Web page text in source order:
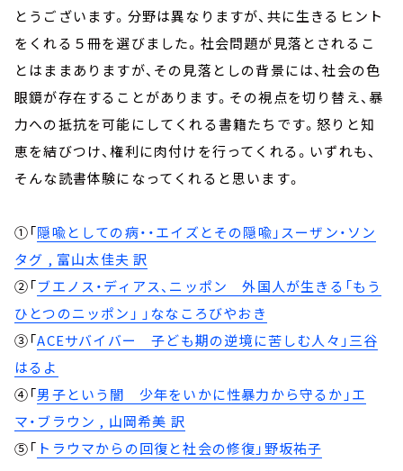
とうございます。分野は異なりますが、共に生きるヒント
をくれる５冊を選びました。社会問題が見落とされるこ
とはままありますが、その見落としの背景には、社会の色
眼鏡が存在することがあります。その視点を切り替え、暴
力への抵抗を可能にしてくれる書籍たちです。怒りと知
恵を結びつけ、権利に肉付けを行ってくれる。いずれも、
そんな読書体験になってくれると思います。
①「隠喩としての病・・エイズとその隠喩」スーザン・ソン
タグ , 富山太佳夫 訳
②「ブエノス・ディアス、ニッポン 外国人が生きる「もう
ひとつのニッポン」 」ななころびやおき
③「ACEサバイバー 子ども期の逆境に苦しむ人々」三谷
はるよ
④「男子という闇 少年をいかに性暴力から守るか」エ
マ・ブラウン , 山岡希美 訳
⑤「 トラウマからの回復と社会の修復」野坂祐子